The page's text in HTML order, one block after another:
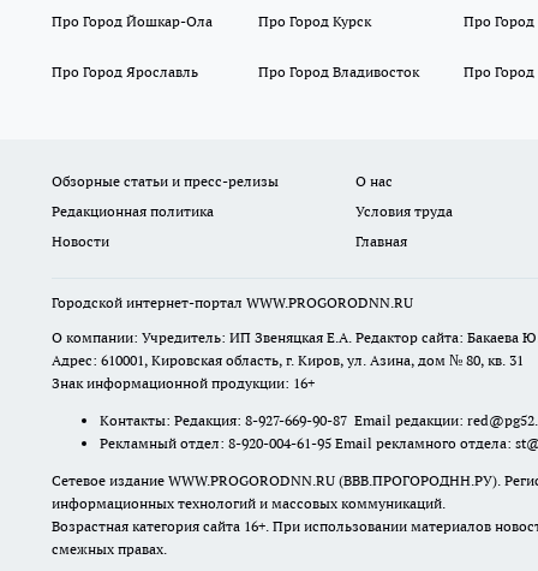
Про Город Йошкар-Ола Про Город Курск Про
Про Город Ярославль Про Город Владивосток Про Город
Обзорные статьи и пресс-релизы
О нас
Редакционная политика
Условия труда
Новости
Главная
Городской интернет-портал WWW.PROGORODNN.RU
О компании: Учредитель: ИП Звеняцкая Е.А. Редактор сайта: Бакаева
Адрес: 610001, Кировская область, г. Киров, ул. Азина, дом № 80, кв. 31
Знак информационной продукции: 16+
Контакты: Редакция: 8-927-669-90-87 Email редакции:
Рекламный отдел: 8-920-004-61-95 Email рекламного отдела:
Сетевое издание WWW.PROGORODNN.RU (ВВВ.ПРОГОРОДНН.РУ).
информационных технологий и массовых коммуникаций.
Возрастная категория сайта 16+. При использовании материалов
смежных правах.